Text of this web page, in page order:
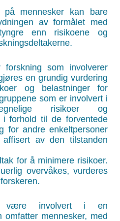
på mennesker kan bare
av formålet med
enn risikoene og
forskning som involverer
en grundig vurdering
og belastninger for
som er involvert i
risikoer og
i forhold til de forventede
for andre enkeltpersoner
av den tilstanden
for å minimere risikoer.
overvåkes, vurderes
være involvert i en
omfatter mennesker, med